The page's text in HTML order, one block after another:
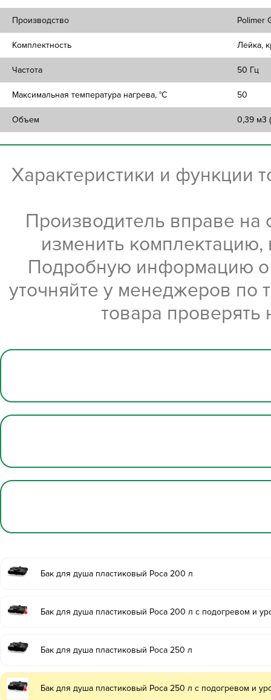
Производство Polimer
Комплектность Лейка,
Частота 50 Гц
Максимальная температура нагрева, °C 50
Объем 0,39 м3
Характеристики и функции
Производитель вправе на
изменить комплектацию,
Подробную информацию о
уточняйте у менеджеров по
товара
Бак для душа пластиковый Роса 200 л
Бак для душа пластиковый Роса 200 л с подогревом и
Бак для душа пластиковый Роса 250 л
Бак для душа пластиковый Роса 250 л с подогревом и